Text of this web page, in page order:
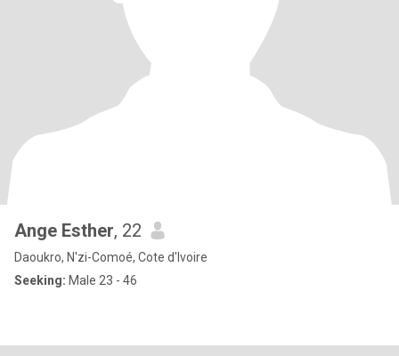
Ange Esther, 22
Daoukro, N'zi-Comoé, Cote d'Ivoire
Seeking: Male 23 - 46